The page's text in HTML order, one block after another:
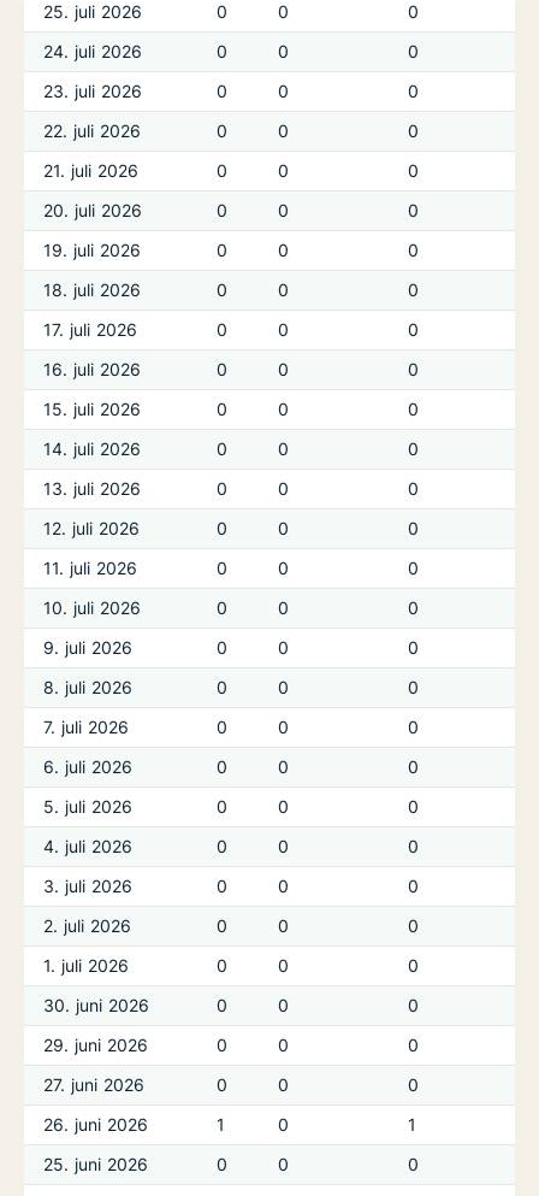
25. juli 2026
0 0
0
24. juli 2026
0 0
0
23. juli 2026
0 0
0
22. juli 2026
0 0
0
21. juli 2026
0 0
0
20. juli 2026
0 0
0
19. juli 2026
0 0
0
18. juli 2026
0 0
0
17. juli 2026
0 0
0
16. juli 2026
0 0
0
15. juli 2026
0 0
0
14. juli 2026
0 0
0
13. juli 2026
0 0
0
12. juli 2026
0 0
0
11. juli 2026
0 0
0
10. juli 2026
0 0
0
9. juli 2026
0 0
0
8. juli 2026
0 0
0
7. juli 2026
0 0
0
6. juli 2026
0 0
0
5. juli 2026
0 0
0
4. juli 2026
0 0
0
3. juli 2026
0 0
0
2. juli 2026
0 0
0
1. juli 2026
0 0
0
30. juni 2026
0 0
0
29. juni 2026
0 0
0
27. juni 2026
0 0
0
26. juni 2026
1 0
1
25. juni 2026
0 0
0